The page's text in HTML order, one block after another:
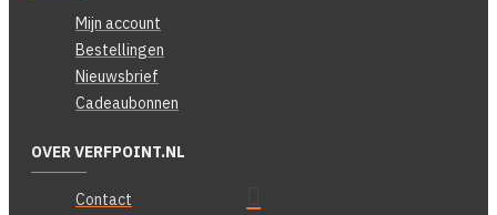
Mijn account
Bestellingen
Nieuwsbrief
Cadeaubonnen
OVER VERFPOINT.NL
Contact